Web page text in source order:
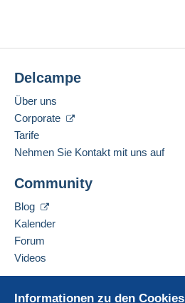
Informationen zu den Cookies
Delcampe
Über uns
Corporate
Tarife
Nehmen Sie Kontakt mit uns auf
Community
Blog
Kalender
Forum
Videos